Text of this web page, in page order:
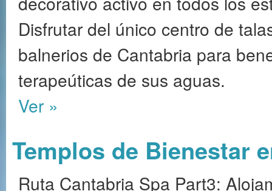
Disfrutar del único centro de
balnerios de Cantabria para
terapeúticas de sus aguas.
Ver »
Templos de Bienestar
Ruta Cantabria Spa Part3: